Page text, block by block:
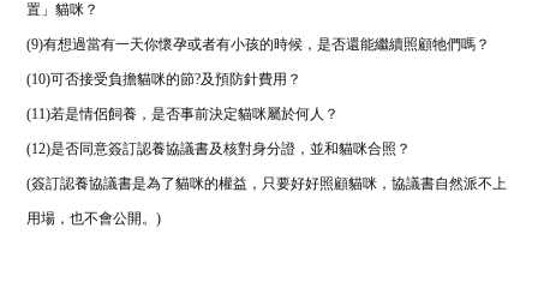
置」貓咪？
(9)有想過當有一天你懷孕或者有小孩的時候，是否還能繼續照顧牠們嗎？
(10)可否接受負擔貓咪的節?及預防針費用？
(11)若是情侶飼養，是否事前決定貓咪屬於何人？
(12)是否同意簽訂認養協議書及核對身分證，並和貓咪合照？
(簽訂認養協議書是為了貓咪的權益，只要好好照顧貓咪，協議書自然派不上
用場，也不會公開。)